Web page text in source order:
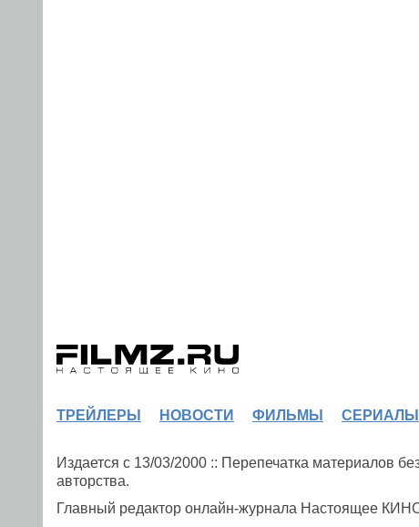
ТРЕЙЛЕРЫ НОВОСТИ ФИЛЬМЫ СЕРИАЛЫ
Издается с 13/03/2000 :: Перепечатка материалов
авторства.
Главный редактор онлайн-журнала Настоящее